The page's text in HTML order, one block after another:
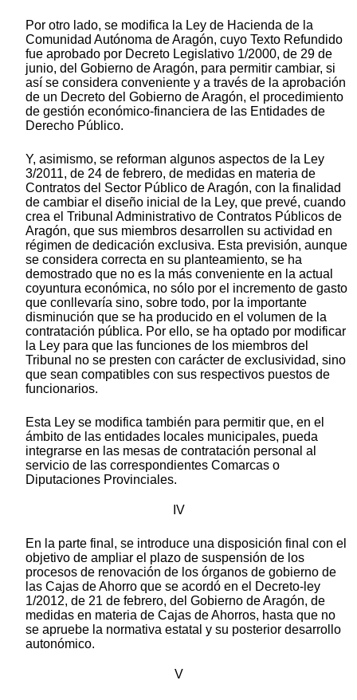
Por otro lado, se modifica la Ley de Hacienda de la
Comunidad Autónoma de Aragón, cuyo Texto Refundido
fue aprobado por Decreto Legislativo 1/2000, de 29 de
junio, del Gobierno de Aragón, para permitir cambiar, si
así se considera conveniente y a través de la aprobación
de un Decreto del Gobierno de Aragón, el procedimiento
de gestión económico-financiera de las Entidades de
Derecho Público.
Y, asimismo, se reforman algunos aspectos de la Ley
3/2011, de 24 de febrero, de medidas en materia de
Contratos del Sector Público de Aragón, con la finalidad
de cambiar el diseño inicial de la Ley, que prevé, cuando
crea el Tribunal Administrativo de Contratos Públicos de
Aragón, que sus miembros desarrollen su actividad en
régimen de dedicación exclusiva. Esta previsión, aunque
se considera correcta en su planteamiento, se ha
demostrado que no es la más conveniente en la actual
coyuntura económica, no sólo por el incremento de gasto
que conllevaría sino, sobre todo, por la importante
disminución que se ha producido en el volumen de la
contratación pública. Por ello, se ha optado por modificar
la Ley para que las funciones de los miembros del
Tribunal no se presten con carácter de exclusividad, sino
que sean compatibles con sus respectivos puestos de
funcionarios.
Esta Ley se modifica también para permitir que, en el
ámbito de las entidades locales municipales, pueda
integrarse en las mesas de contratación personal al
servicio de las correspondientes Comarcas o
Diputaciones Provinciales.
IV
En la parte final, se introduce una disposición final con el
objetivo de ampliar el plazo de suspensión de los
procesos de renovación de los órganos de gobierno de
las Cajas de Ahorro que se acordó en el Decreto-ley
1/2012, de 21 de febrero, del Gobierno de Aragón, de
medidas en materia de Cajas de Ahorros, hasta que no
se apruebe la normativa estatal y su posterior desarrollo
autonómico.
V